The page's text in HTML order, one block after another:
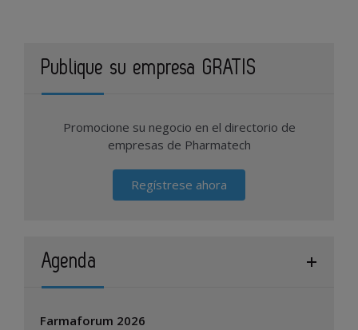
Publique su empresa GRATIS
Promocione su negocio en el directorio de
empresas de Pharmatech
Regístrese ahora
Agenda
Farmaforum 2026